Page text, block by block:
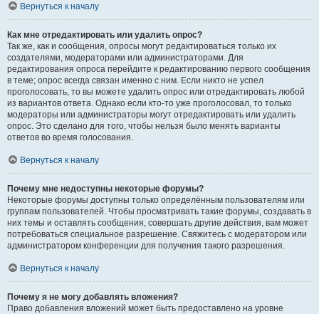
Вернуться к началу
Как мне отредактировать или удалить опрос?
Так же, как и сообщения, опросы могут редактироваться только их
создателями, модераторами или администраторами. Для
редактирования опроса перейдите к редактированию первого сообщения
в теме; опрос всегда связан именно с ним. Если никто не успел
проголосовать, то вы можете удалить опрос или отредактировать любой
из вариантов ответа. Однако если кто-то уже проголосовал, то только
модераторы или администраторы могут отредактировать или удалить
опрос. Это сделано для того, чтобы нельзя было менять варианты
ответов во время голосования.
Вернуться к началу
Почему мне недоступны некоторые форумы?
Некоторые форумы доступны только определённым пользователям или
группам пользователей. Чтобы просматривать такие форумы, создавать в
них темы и оставлять сообщения, совершать другие действия, вам может
потребоваться специальное разрешение. Свяжитесь с модератором или
администратором конференции для получения такого разрешения.
Вернуться к началу
Почему я не могу добавлять вложения?
Право добавления вложений может быть предоставлено на уровне